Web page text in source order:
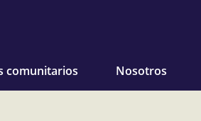
comunitarios Nosotros